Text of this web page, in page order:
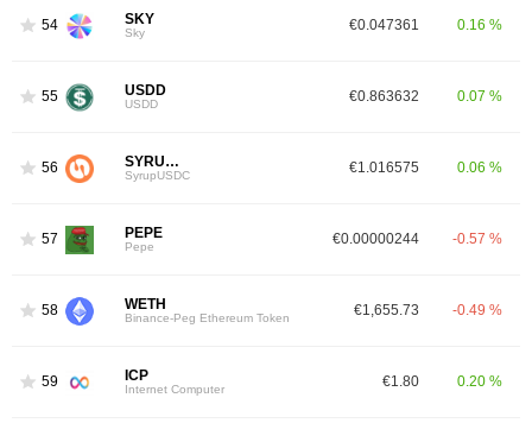
54 SKY
Sky €0.047361 0.16 %
55 USDD
USDD €0.863632 0.07 %
56 SYRUPUSDC
SyrupUSDC €1.016575 0.06 %
57 PEPE
Pepe €0.00000244 -0.57 %
58 WETH
Binance-Peg Ethereum Token €1,655.73 -0.49 %
59 ICP
Internet Computer €1.80 0.20 %